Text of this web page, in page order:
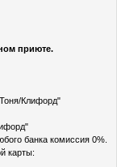
приюте.
Клифорд"
банка комиссия 0%.
карты: